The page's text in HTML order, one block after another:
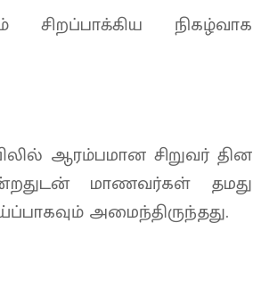
நிகழ்வாக
ஆரம்பமான சிறுவர் தின
மாணவர்கள் தமது
அமைந்திருந்தது.